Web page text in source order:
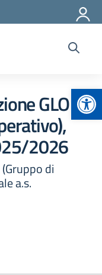
GLO
2026
di
a.s.